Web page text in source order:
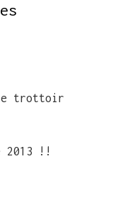
trottoir
2013 !!